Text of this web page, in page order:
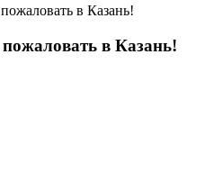
в Казань!
в Казань!